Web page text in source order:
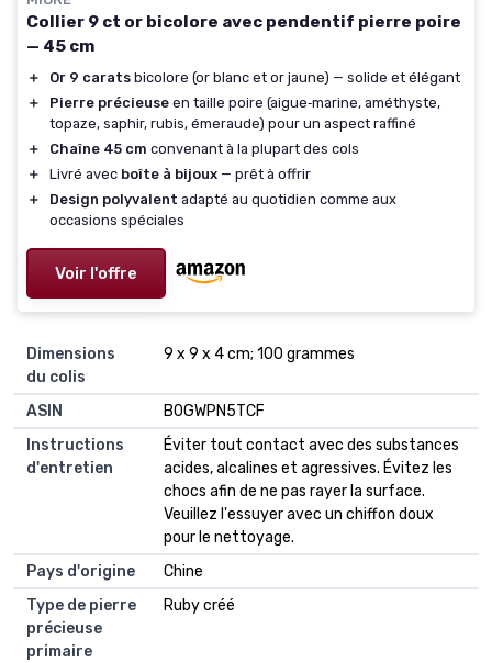
Collier 9 ct or bicolore avec pendentif pierre poire
— 45 cm
＋ Or 9 carats bicolore (or blanc et or jaune) — solide et élégant
＋
Pierre précieuse en taille poire (aigue‑marine, améthyste,
topaze, saphir, rubis, émeraude) pour un aspect raffiné
＋
Chaîne 45 cm convenant à la plupart des cols
＋
Livré avec boîte à bijoux — prêt à offrir
＋
Design polyvalent adapté au quotidien comme aux
occasions spéciales
Voir l'offre
Dimensions
du colis
9 x 9 x 4 cm; 100 grammes
ASIN
B0GWPN5TCF
Instructions
d'entretien
Éviter tout contact avec des substances
acides, alcalines et agressives. Évitez les
chocs afin de ne pas rayer la surface.
Veuillez l'essuyer avec un chiffon doux
pour le nettoyage.
Pays d'origine
Chine
Type de pierre
précieuse
primaire
Ruby créé